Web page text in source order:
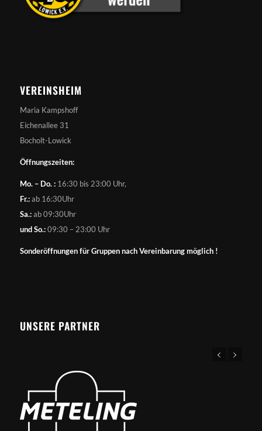
VEREINSHEIM
Maria Kampshoff
Eichenallee 31
Bocholt-Lowick
Öffnungszeiten:
Mo. – Do. :16:30 bis 23:00 Uhr,
Fr.:ab 16:30Uhr
Sa.:ab 09:30Uhr
und So.:09:30 – 23:00 Uhr
Sonderöffnungen für Gruppen nach Vereinbarung möglich !
UNSERE PARTNER